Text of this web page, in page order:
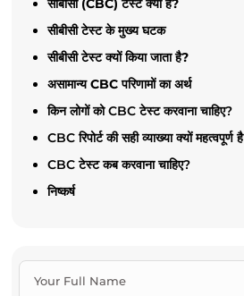
सीबीसी टेस्ट के मुख्य घटक
सीबीसी टेस्ट क्यों किया जाता है?
असामान्य CBC परिणामों का अर्थ
किन लोगों को CBC टेस्ट करवाना चाहिए?
CBC रिपोर्ट की सही व्याख्या क्यों महत्वपूर्ण
CBC टेस्ट कब करवाना चाहिए?
निष्कर्ष